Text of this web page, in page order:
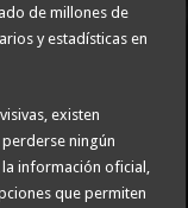
de millones de
y estadísticas en
existen
ningún
información oficial,
que permiten